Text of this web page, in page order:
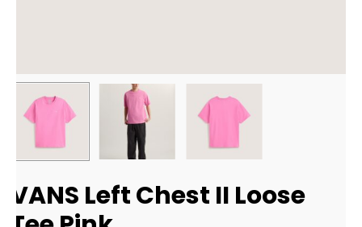
VANS Left Chest II Loose